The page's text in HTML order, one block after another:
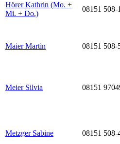
Hörer Kathrin (Mo. +
Mi. + Do.)
08151 508-
Maier Martin 08151 508-
Meier Silvia 08151
Metzger Sabine 08151 508-